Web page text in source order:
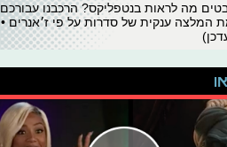
מה לראות בנטפליקס? הרכבנו עבורכם
המלצה ענקית של סדרות על פי ז׳אנרים •